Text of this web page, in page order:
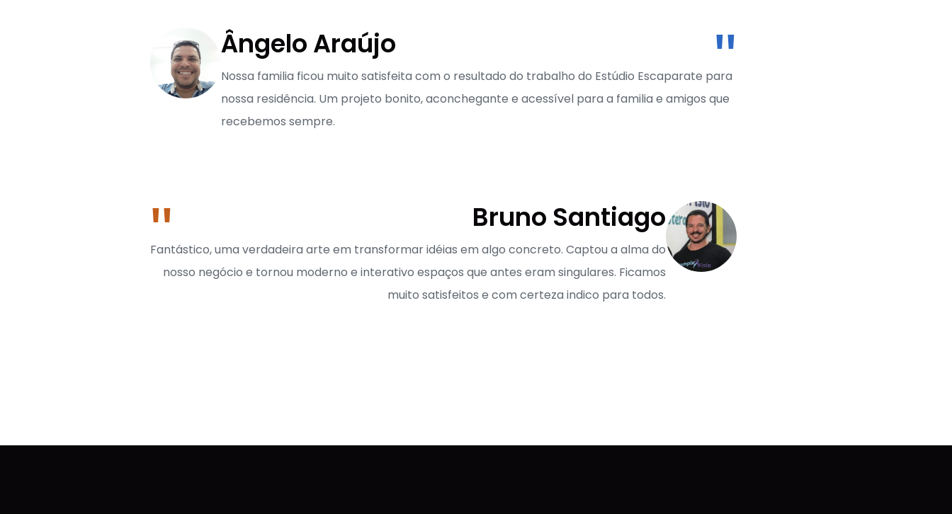
Ângelo Araújo
Nossa familia ficou muito satisfeita com o resultado do trabalho do Estúdio Escaparate para
nossa residência. Um projeto bonito, aconchegante e acessível para a familia e amigos que
recebemos sempre.
Bruno Santiago
Fantástico, uma verdadeira arte em transformar idéias em algo concreto. Captou a alma do
nosso negócio e tornou moderno e interativo espaços que antes eram singulares. Ficamos
muito satisfeitos e com certeza indico para todos.